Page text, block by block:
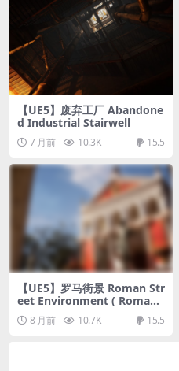
【UE5】废弃工厂 Abandone
d Industrial Stairwell
7 月前 10.3K 15.5
【UE5】罗马街景 Roman Str
eet Environment ( Roman
Street Street Ancient Histo
rical Vintage 3D )
8 月前 10.7K 15.5